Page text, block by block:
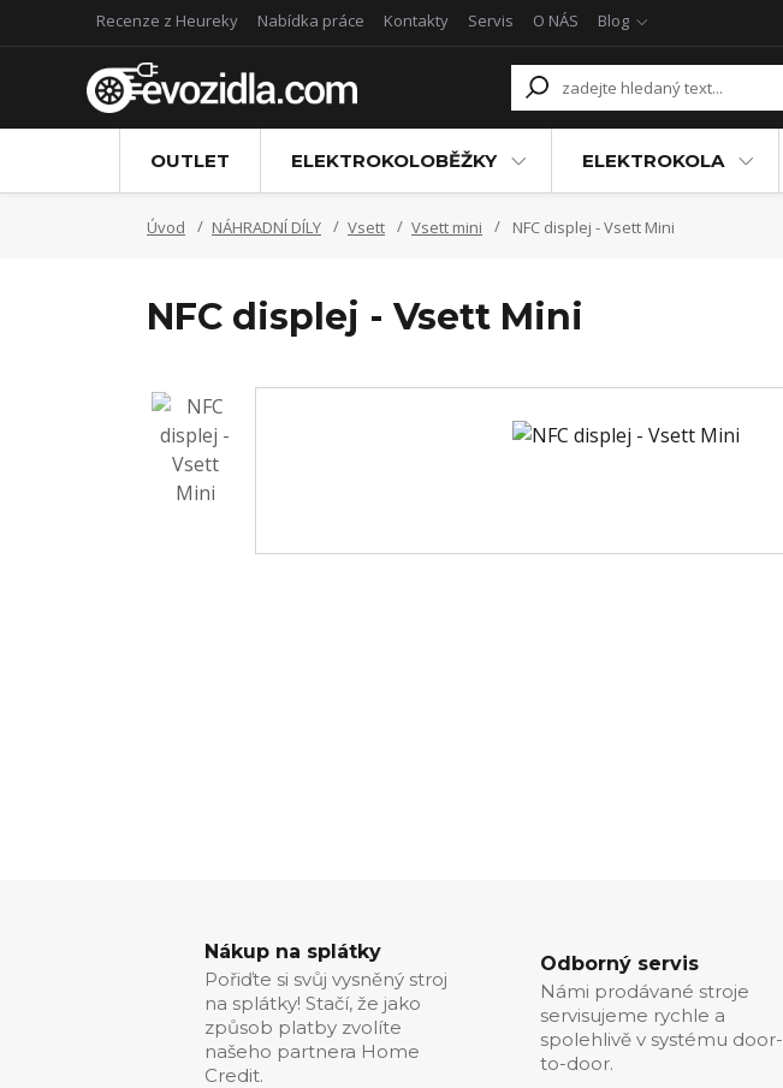
Recenze z Heureky Nabídka práce Kontakty Servis O NÁS Blog
OUTLET ELEKTROKOLOBĚŽKY ELEKTROKOLA
Úvod NÁHRADNÍ DÍLY Vsett Vsett mini NFC displej - Vsett Mini
NFC displej - Vsett Mini
Nákup na splátky
Pořiďte si svůj vysněný stroj
na splátky! Stačí, že jako
způsob platby zvolíte
našeho partnera Home
Credit.
Odborný servis
Námi prodávané stroje
servisujeme rychle a
spolehlivě v systému door-
to-door.